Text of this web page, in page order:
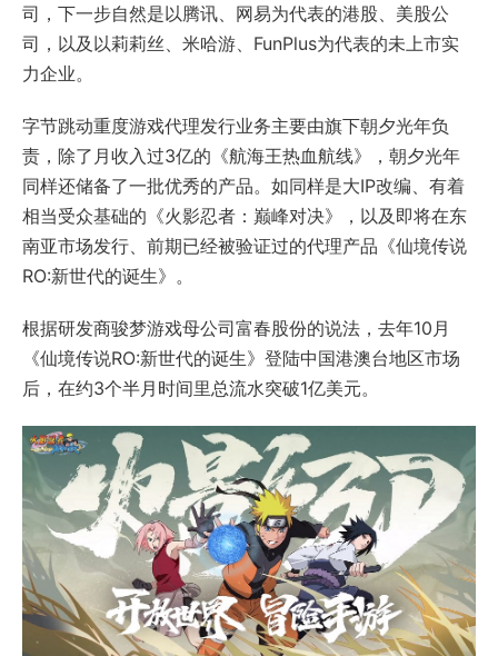
司，下一步自然是以腾讯、网易为代表的港股、美股公
司，以及以莉莉丝、米哈游、FunPlus为代表的未上市实
力企业。
字节跳动重度游戏代理发行业务主要由旗下朝夕光年负
责，除了月收入过3亿的《航海王热血航线》，朝夕光年
同样还储备了一批优秀的产品。如同样是大IP改编、有着
相当受众基础的《火影忍者：巅峰对决》，以及即将在东
南亚市场发行、前期已经被验证过的代理产品《仙境传说
RO:新世代的诞生》。
根据研发商骏梦游戏母公司富春股份的说法，去年10月
《仙境传说RO:新世代的诞生》登陆中国港澳台地区市场
后，在约3个半月时间里总流水突破1亿美元。